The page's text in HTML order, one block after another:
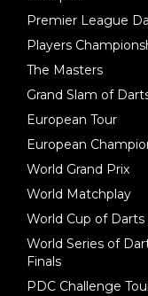
Premier League
Players
The Masters
Grand Slam of
European Tour
European
World Grand Prix
World Matchplay
World Cup of Darts
World Series of
Finals
PDC Challenge